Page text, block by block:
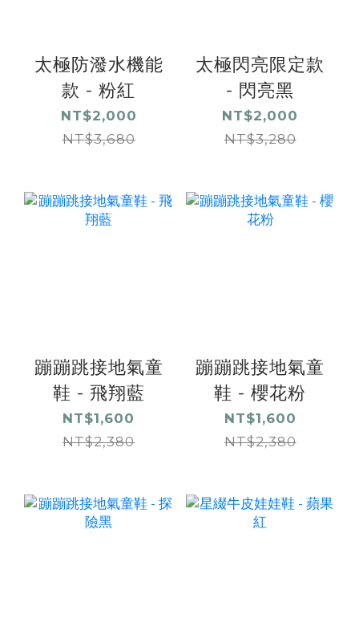
太極防潑水機能
款 - 粉紅
NT$2,000
NT$3,680
太極閃亮限定款
- 閃亮黑
NT$2,000
NT$3,280
蹦蹦跳接地氣童
鞋 - 飛翔藍
NT$1,600
NT$2,380
蹦蹦跳接地氣童
鞋 - 櫻花粉
NT$1,600
NT$2,380